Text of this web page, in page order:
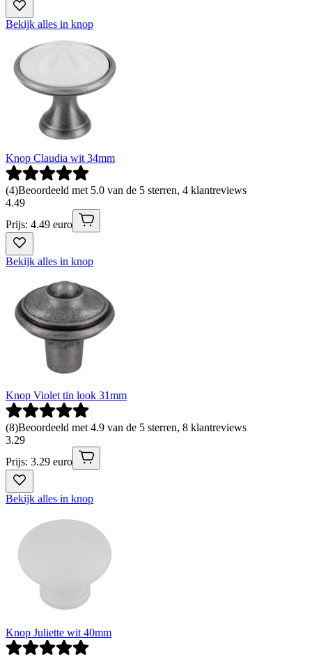
Bekijk alles in knop
Knop Claudia wit 34mm
(4)Beoordeeld met 5.0 van de 5 sterren, 4 klantreviews
4.49
Prijs: 4.49 euro
Bekijk alles in knop
Knop Violet tin look 31mm
(8)Beoordeeld met 4.9 van de 5 sterren, 8 klantreviews
3.29
Prijs: 3.29 euro
Bekijk alles in knop
Knop Juliette wit 40mm